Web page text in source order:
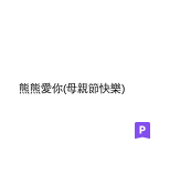
熊熊愛你(母親節快樂)